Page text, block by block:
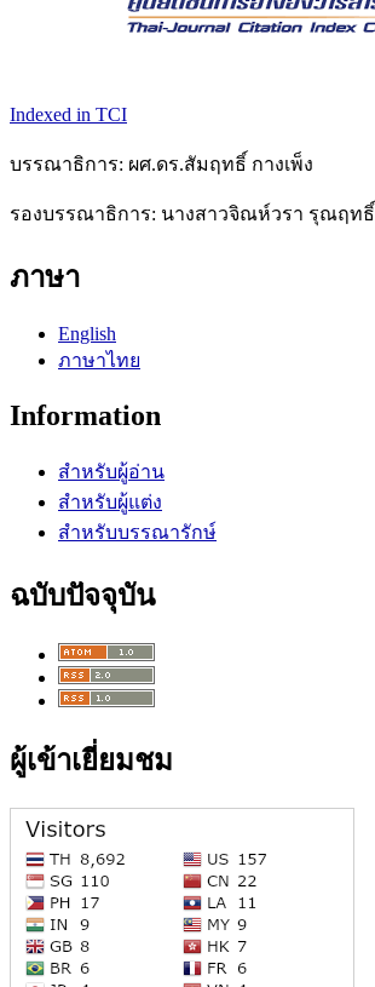
Indexed in TCI
บรรณาธิการ: ผศ.ดร.สัมฤทธิ์ กางเพ็ง
รองบรรณาธิการ: นางสาวจิณห์วรา รุณฤทธิ์
ภาษา
English
ภาษาไทย
Information
สำหรับผู้อ่าน
สำหรับผู้แต่ง
สำหรับบรรณารักษ์
ฉบับปัจจุบัน
ผู้เข้าเยี่ยมชม